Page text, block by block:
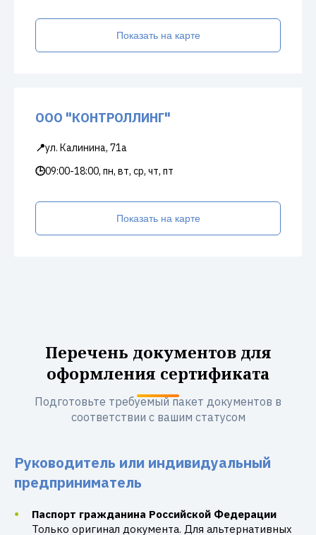
Показать на карте
ООО "КОНТРОЛЛИНГ"
📍ул. Калинина, 71а
🕒09:00-18:00, пн, вт, ср, чт, пт
Показать на карте
Перечень документов для
оформления сертификата
Подготовьте требуемый пакет документов в
соответствии с вашим статусом
Руководитель или индивидуальный
предприниматель
Паспорт гражданина Российской Федерации
Только оригинал документа. Для альтернативных